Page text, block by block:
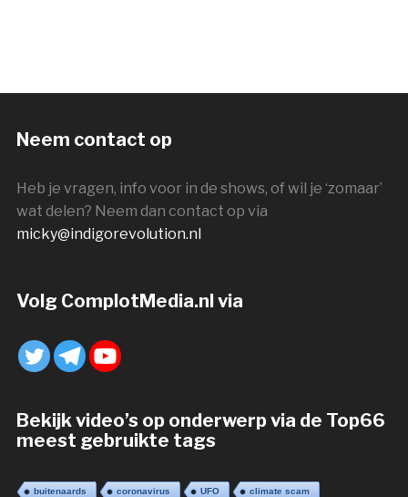
Neem contact op
Heb je vragen, info voor in de shows, of wil je ‘zomaar’
wat delen? Neem dan contact op via
micky@indigorevolution.nl
Volg ComplotMedia.nl via
Bekijk video’s op onderwerp via de Top66
meest gebruikte tags
buitenaards coronavirus UFO climate scam